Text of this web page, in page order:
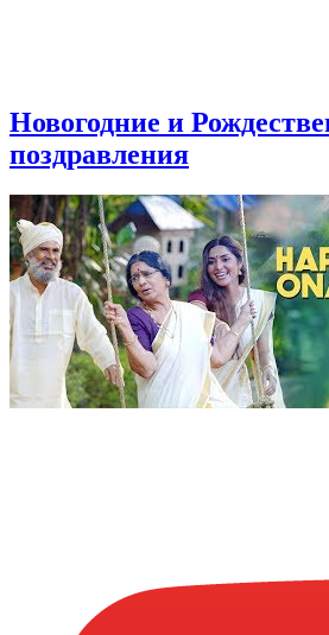
Новогодние и
поздравления